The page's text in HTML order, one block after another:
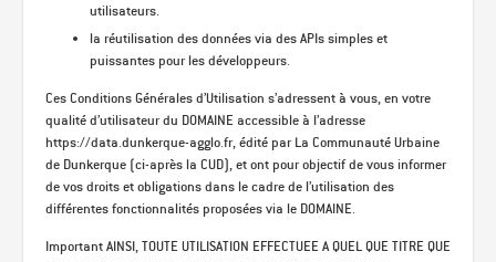
utilisateurs.
la réutilisation des données via des APIs simples et
puissantes pour les développeurs.
Ces Conditions Générales d’Utilisation s’adressent à vous, en votre
qualité d’utilisateur du DOMAINE accessible à l’adresse
https://data.dunkerque-agglo.fr, édité par La Communauté Urbaine
de Dunkerque (ci-après la CUD), et ont pour objectif de vous informer
de vos droits et obligations dans le cadre de l’utilisation des
différentes fonctionnalités proposées via le DOMAINE.
Important AINSI, TOUTE UTILISATION EFFECTUEE A QUEL QUE TITRE QUE